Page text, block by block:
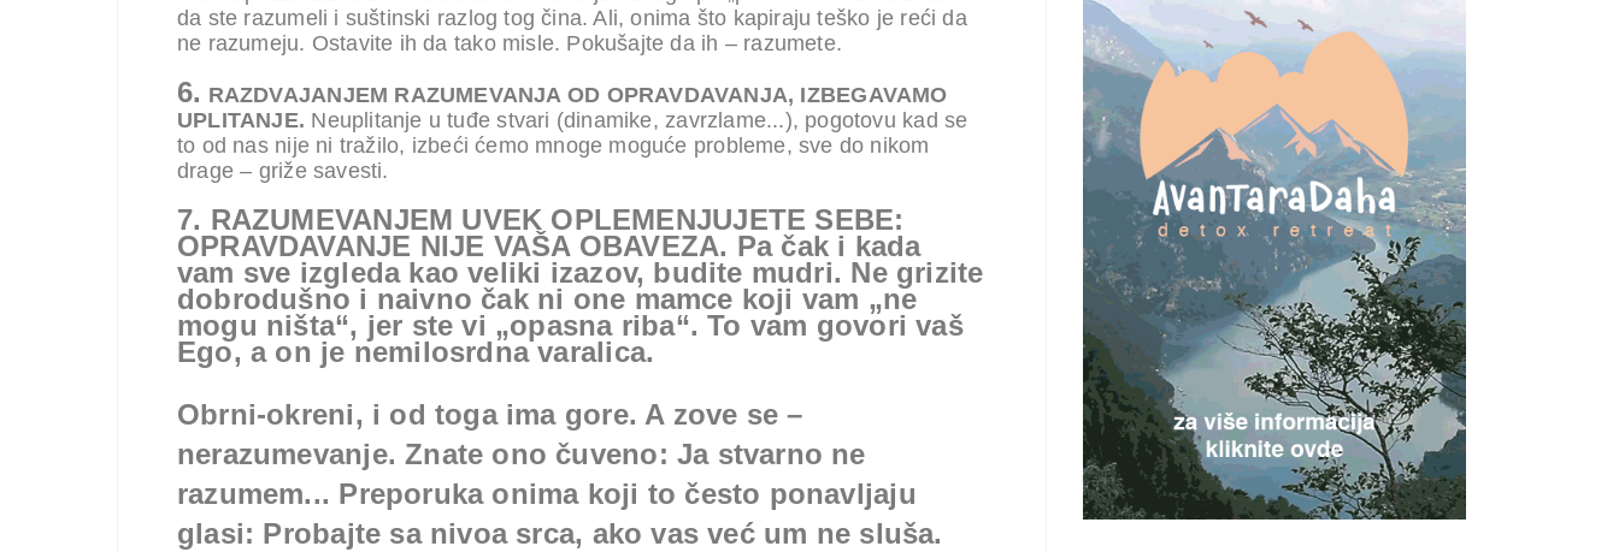
da ste razumeli i suštinski razlog tog čina. Ali, onima što kapiraju teško je reći da
ne razumeju. Ostavite ih da tako misle. Pokušajte da ih – razumete.
6. RAZDVAJANJEM RAZUMEVANJA OD OPRAVDAVANJA, IZBEGAVAMO
UPLITANJE. Neuplitanje u tuđe stvari (dinamike, zavrzlame...), pogotovu kad se
to od nas nije ni tražilo, izbeći ćemo mnoge moguće probleme, sve do nikom
drage – griže savesti.
7. RAZUMEVANJEM UVEK OPLEMENJUJETE SEBE:
OPRAVDAVANJE NIJE VAŠA OBAVEZA. Pa čak i kada
vam sve izgleda kao veliki izazov, budite mudri. Ne grizite
dobrodušno i naivno čak ni one mamce koji vam „ne
mogu ništa“, jer ste vi „opasna riba“. To vam govori vaš
Ego, a on je nemilosrdna varalica.
Obrni-okreni, i od toga ima gore. A zove se –
nerazumevanje. Znate ono čuveno: Ja stvarno ne
razumem... Preporuka onima koji to često ponavljaju
glasi: Probajte sa nivoa srca, ako vas već um ne sluša.